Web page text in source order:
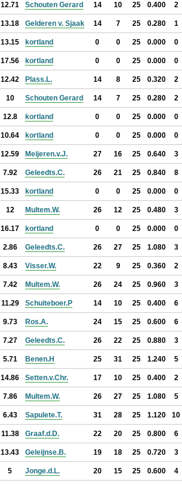
12.71 Schouten Gerard 14 10 25 0.400 2
13.18 Gelderen v. Sjaak 14 7 25 0.280 1
13.15 kortland 0 0 25 0.000 0
17.56 kortland 0 0 25 0.000 0
12.42 Plass.L. 14 8 25 0.320 2
10 Schouten Gerard 14 7 25 0.280 2
12.8 kortland 0 0 25 0.000 0
10.64 kortland 0 0 25 0.000 0
12.59 Meijeren.v.J. 27 16 25 0.640 3
7.92 Geleedts.C. 26 21 25 0.840 8
15.33 kortland 0 0 25 0.000 0
12 Multem.W. 26 12 25 0.480 3
16.17 kortland 0 0 25 0.000 0
2.86 Geleedts.C. 26 27 25 1.080 3
8.43 Visser.W. 22 9 25 0.360 2
7.42 Multem.W. 26 24 25 0.960 3
11.29 Schuiteboer.P 14 10 25 0.400 6
9.73 Ros.A. 24 15 25 0.600 6
7.27 Geleedts.C. 26 22 25 0.880 3
5.71 Benen.H 25 31 25 1.240 5
14.86 Setten.v.Chr. 17 10 25 0.400 2
7.86 Multem.W. 26 27 25 1.080 5
6.43 Sapulete.T. 31 28 25 1.120 10
11.38 Graaf.d.D. 22 20 25 0.800 6
13.43 Geleijnse.B. 19 18 25 0.720 3
5 Jonge.d.L. 20 15 25 0.600 4